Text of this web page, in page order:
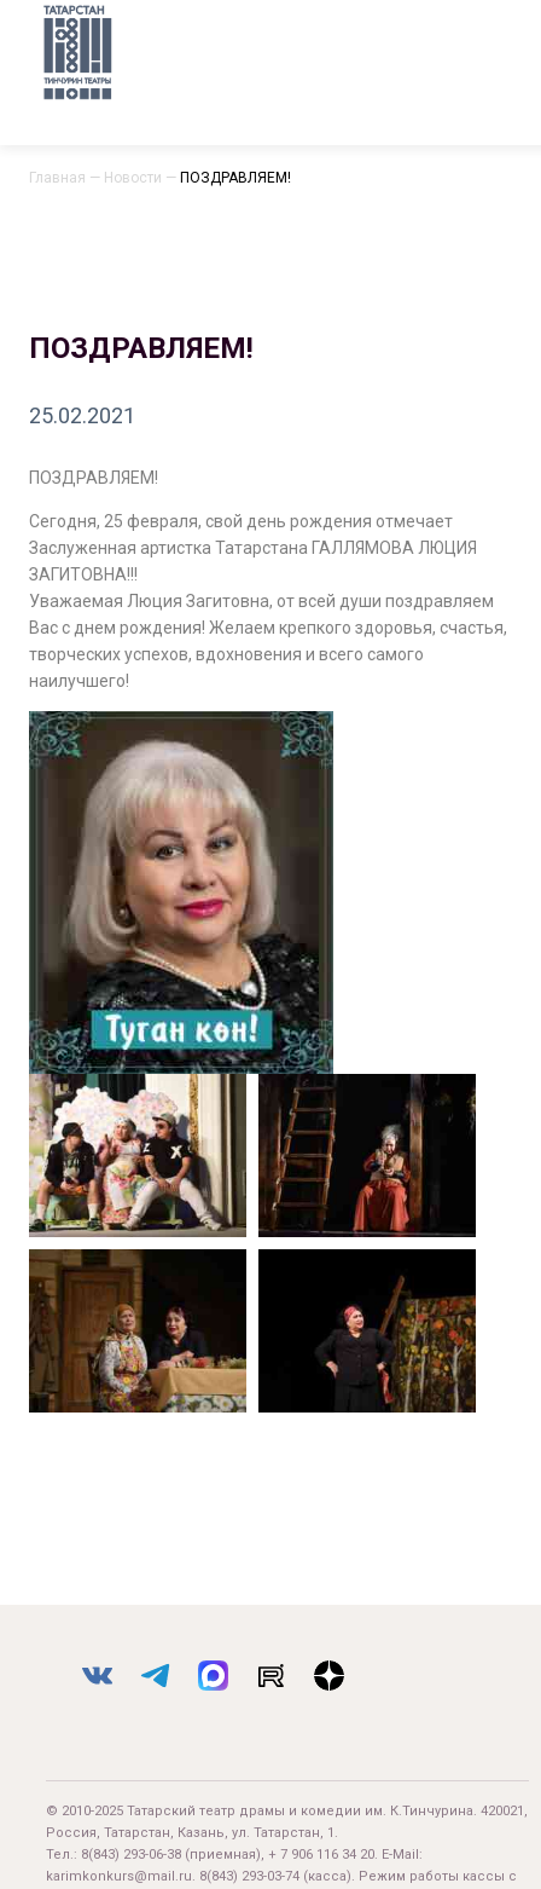
Главная — Новости — ПОЗДРАВЛЯЕМ!
ПОЗДРАВЛЯЕМ!
25.02.2021
ПОЗДРАВЛЯЕМ!
Сегодня, 25 февраля, свой день рождения отмечает
Заслуженная артистка Татарстана ГАЛЛЯМОВА ЛЮЦИЯ
ЗАГИТОВНА!!!
Уважаемая Люция Загитовна, от всей души поздравляем
Вас с днем рождения! Желаем крепкого здоровья, счастья,
творческих успехов, вдохновения и всего самого
наилучшего!
© 2010-2025 Татарский театр драмы и комедии им. К.Тинчурина. 420021,
Россия, Татарстан, Казань, ул. Татарстан, 1.
Тел.: 8(843) 293-06-38 (приемная), + 7 906 116 34 20. E-Mail:
karimkonkurs@mail.ru. 8(843) 293-03-74 (касса). Режим работы кассы с